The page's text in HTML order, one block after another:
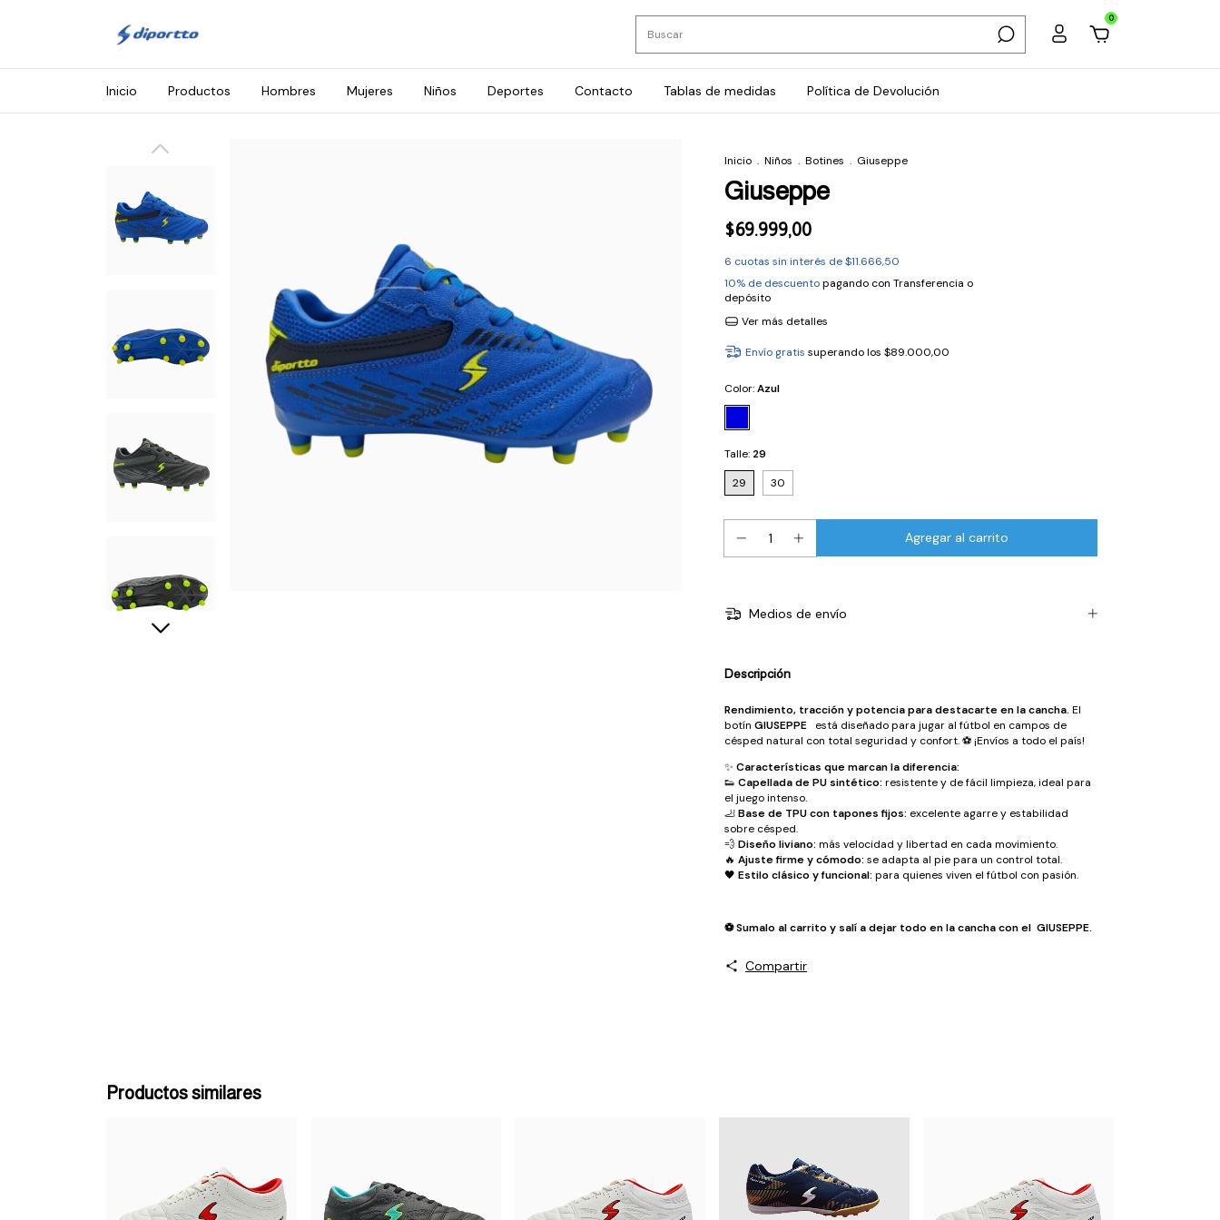
0
Inicio Productos Hombres Mujeres Niños Deportes Contacto Tablas de medidas Política de Devolución
Inicio . Niños . Botines . Giuseppe
Giuseppe
$69.999,00
6 cuotas sin interés de$11.666,50
10% de descuentopagando con Transferencia o
depósito
Ver más detalles
Envío gratis superando los $89.000,00
Color:Azul
Talle: 29
29
30
Medios de envío
Descripción
Rendimiento, tracción y potencia para destacarte en la cancha. El
botín GIUSEPPE está diseñado para jugar al fútbol en campos de
césped natural con total seguridad y confort. ⚽️ ¡Envíos a todo el país!
✨ Características que marcan la diferencia:
👟 Capellada de PU sintético: resistente y de fácil limpieza, ideal para
el juego intenso.
🦶Base de TPU con tapones fijos: excelente agarre y estabilidad
sobre césped.
💨Diseño liviano: más velocidad y libertad en cada movimiento.
🔥 Ajuste firme y cómodo: se adapta al pie para un control total.
🖤 Estilo clásico y funcional: para quienes viven el fútbol con pasión.
⚽️ Sumalo al carrito y salí a dejar todo en la cancha con el GIUSEPPE.
Compartir
Productos similares